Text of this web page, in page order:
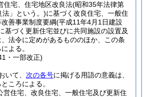
住宅、住宅地区改良法(昭和35年法律第
法」という。)に基づく改良住宅、一般住
善事業制度要綱(平成11年4月1日建設
基づく更新住宅並びに共同施設の設置及
法令に定めがあるもののほか、この条
よる。
・一部改正)
いて、 次の各号に掲げる用語の意義は、
ころによる。
住宅、改良住宅、一般住宅及び更新住